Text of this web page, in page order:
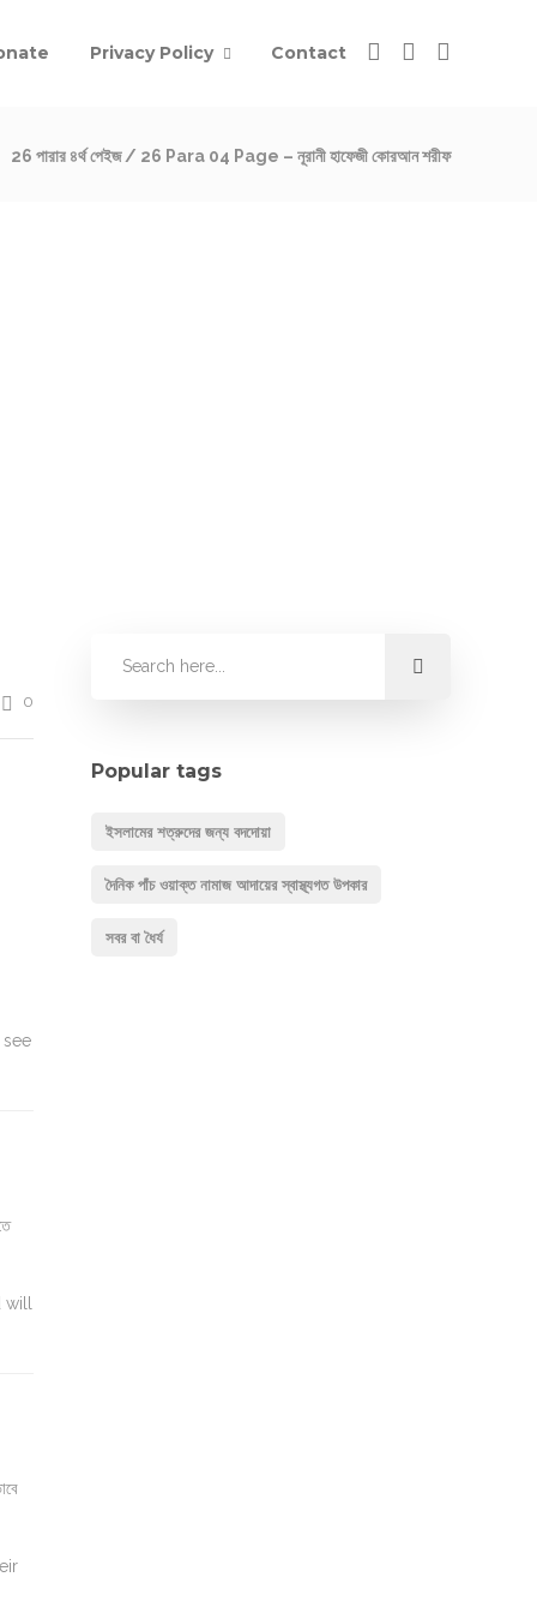
Privacy Policy Contact
26 পারার ৪র্থ পেইজ / 26 Para 04 Page – নূরানী হাফেজী কোরআন শরীফ
0
Popular tags
ইসলামের শত্রুদের জন্য বদদোয়া
দৈনিক পাঁচ ওয়াক্ত নামাজ আদায়ের স্বাস্থ্যগত উপকার
সবর বা ধৈর্য